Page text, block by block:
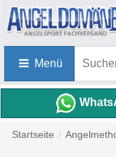
Menü
Startseite /